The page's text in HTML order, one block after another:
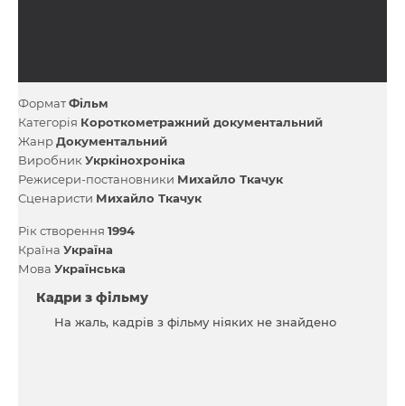
ФорматФільм
Категорія Короткометражний документальний
ЖанрДокументальний
Виробник Укркінохроніка
Режисери-постановники Михайло Ткачук
Сценаристи Михайло Ткачук
Рік створення 1994
Країна Україна
Мова Українська
Кадри з фільму
На жаль, кадрів з фільму ніяких не знайдено